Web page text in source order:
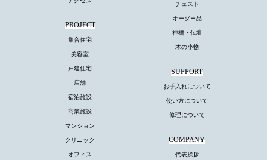
チェスト
オーダー品
神棚・仏壇
木の小物
PROJECT
集合住宅
美容室
戸建住宅
店舗
宿泊施設
商業施設
マンション
クリニック
オフィス
SUPPORT
お手入れについて
使い方について
修理について
COMPANY
代表挨拶